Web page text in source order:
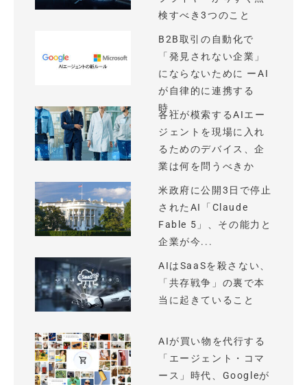
検すべき3つのこと
B2B取引の自動化で
「発見されない企業」
にならないために ーAI
が自律的に連携する
時...
各社が模索するAIエー
ジェントを現場に入れ
るためのデバイス、企
業は何を問うべきか
米政府に公開3日で停止
されたAI「Claude
Fable 5」、その能力と
企業が今...
AIはSaaSを殺さない、
「共存戦争」の裏で本
当に起きていること
AIが買い物を代行する
「エージェント・コマ
ース」時代、Googleが